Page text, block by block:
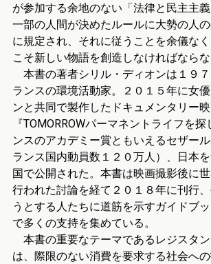
が参加する余地のない「法律と民主主
一部の人間が決めたルールに大勢の人
に規定され、それに従うことを余儀な
こそ新しい物語を創造しなければならな
本書の著者シリル・ディオンは１９
ランスの環境活動家。２０１５年に女
ンと共同で製作したドキュメンタリー
『TOMORROWパーマネントライフを
ンスのアカデミー賞ともいえるセザー
ランス国内動員数１２０万人）、日本
国で公開された。本書は映画撮影後に
行われた討論を経て２０１８年に刊行
うとする人たちに道筋を示すガイドブ
で多くの支持を集めている。
本書の重要なテーマであるレジスタ
は、際限のない消費を要求する社会へ